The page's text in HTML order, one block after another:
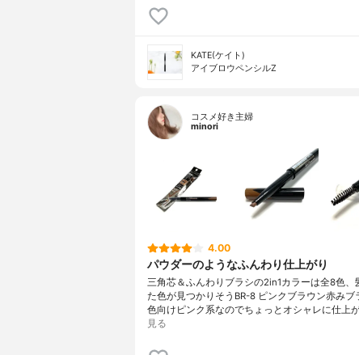
KATE(ケイト)
アイブロウペンシルZ
コスメ好き主婦
minori
4.00
パウダーのようなふんわり仕上がり
三角芯＆ふんわりブラシの2in1カラーは全8色、
た色が見つかりそうBR-8 ピンクブラウン赤みブ
色向けピンク系なのでちょっとオシャレに仕上
見る